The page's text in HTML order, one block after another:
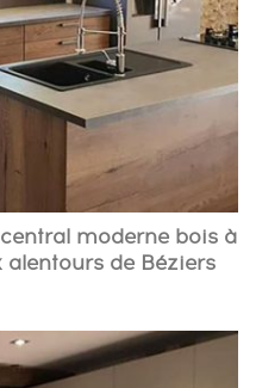
moderne bois à
alentours de Béziers